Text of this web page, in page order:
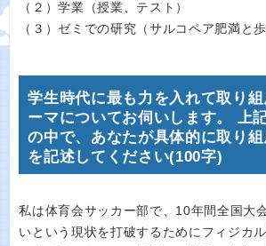
（２）学業（授業、テスト）
（３）ゼミでの研究（サルコペア肥満と
学生時代に最も力を入れて取り
ーマについてお伺いします。 上
の中で、あなたが具体的に取り組
を記述してください(100字)
私は体育会サッカー部で、10年間全国大
いという現状を打破するためにフィジカ